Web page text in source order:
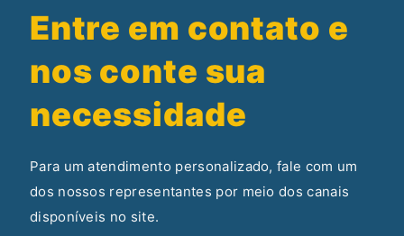
Entre em contato e
nos conte sua
necessidade
Para um atendimento personalizado, fale com um
dos nossos representantes por meio dos canais
disponíveis no site.